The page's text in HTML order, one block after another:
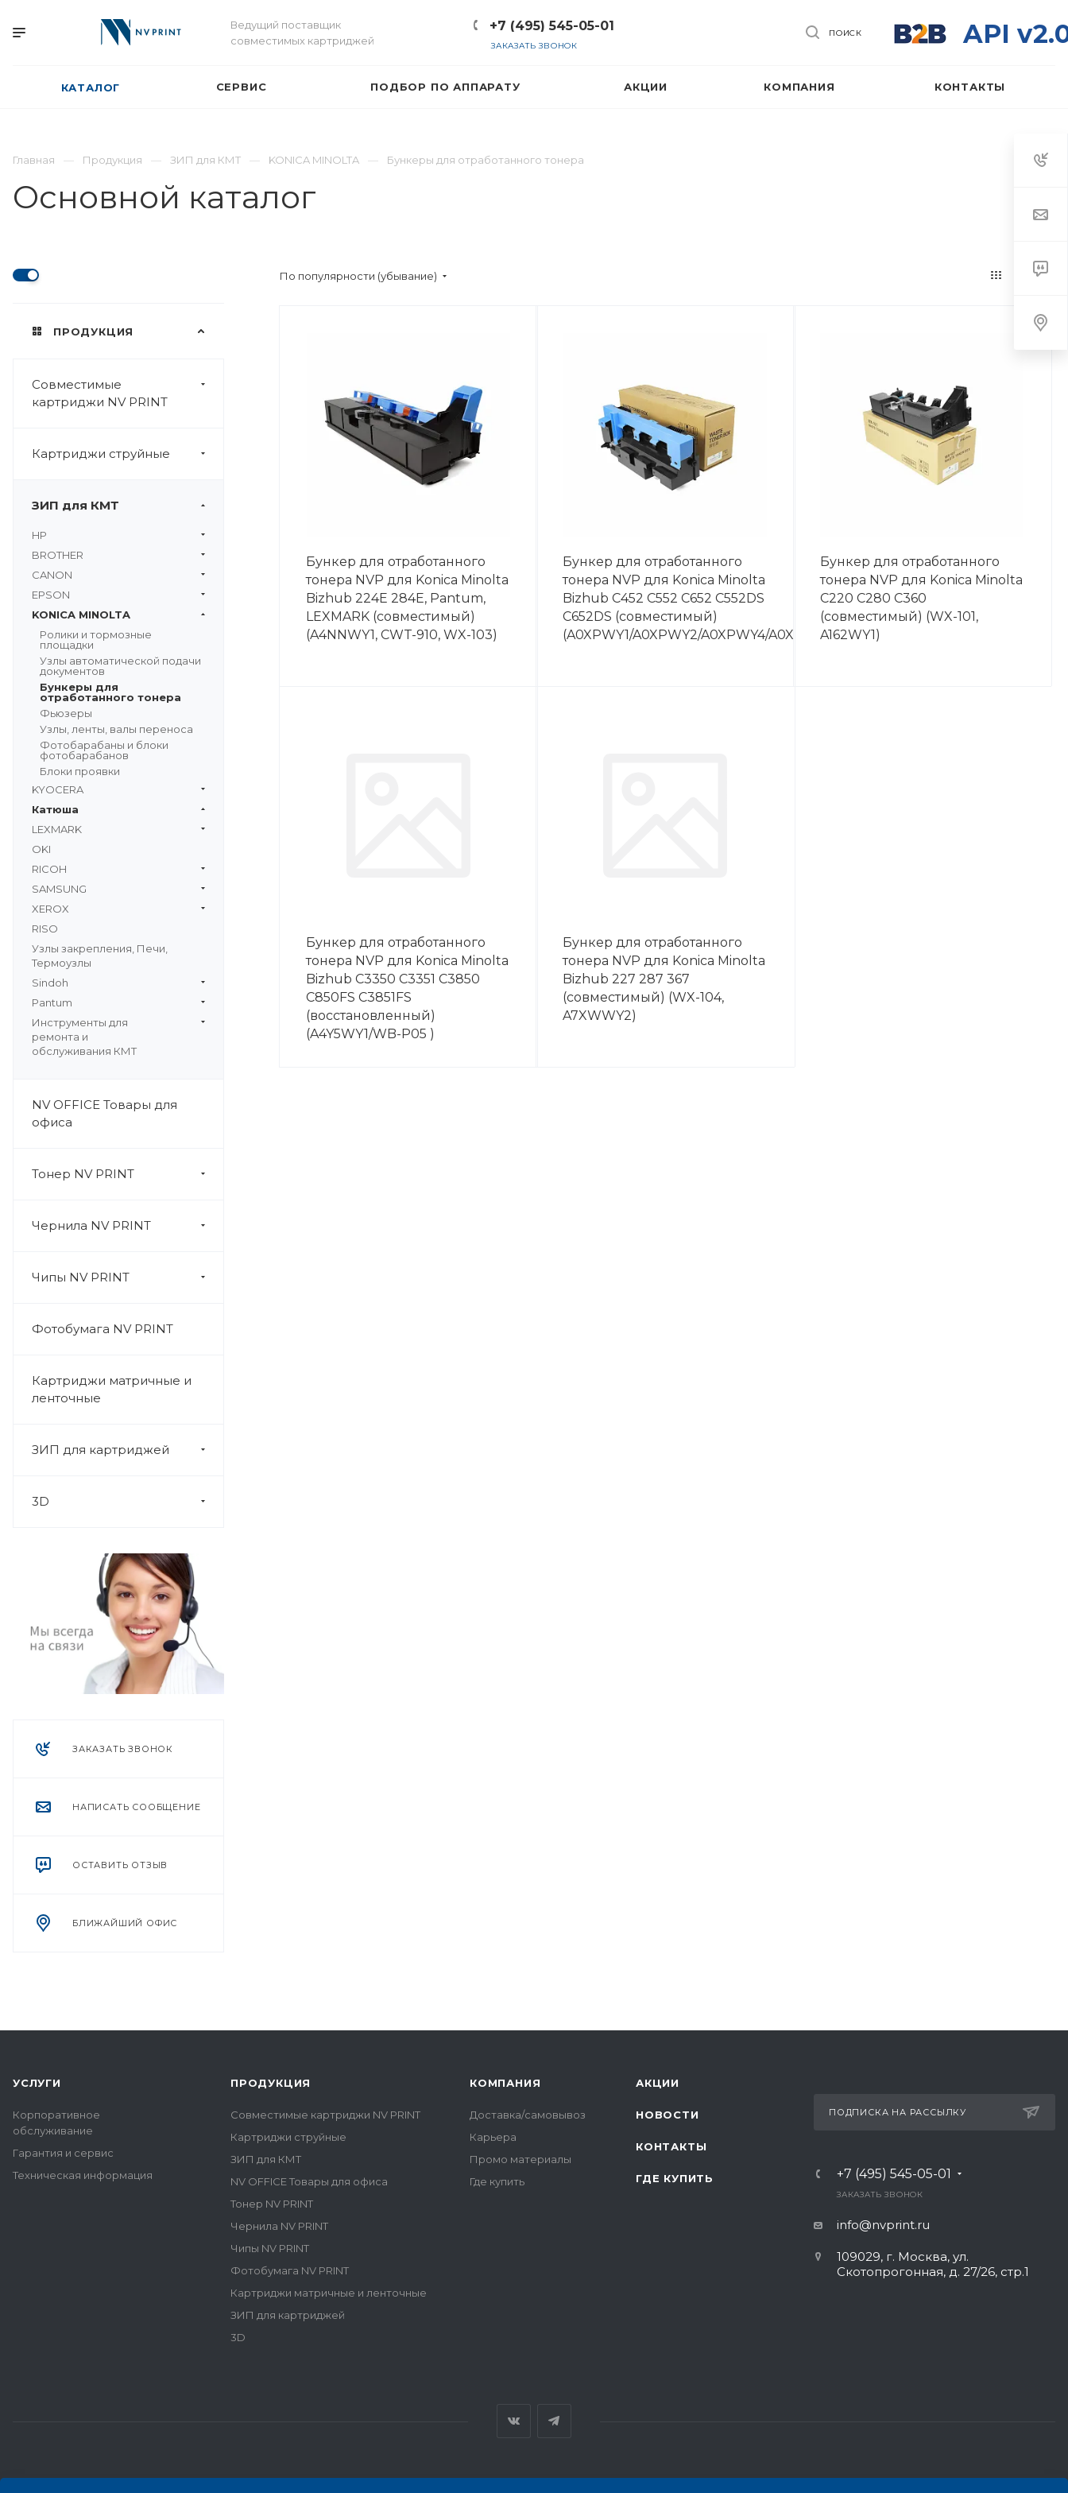
Ведущий поставщик
совместимых картриджей
+7 (495) 545-05-01
ЗАКАЗАТЬ ЗВОНОК API
ПОИСК
КАТАЛОГ СЕРВИС ПОДБОР ПО АППАРАТУ АКЦИИ КОМПАНИЯ КОНТАКТЫ
Главная Продукция ЗИП для КМТ KONICA MINOLTA Бункеры для отработанного тонера
Основной каталог
ПРОДУКЦИЯ
Совместимые
картриджи NV PRINT
Картриджи струйные
ЗИП для КМТ
HP
BROTHER
CANON
EPSON
KONICA MINOLTA
Ролики и тормозные
площадки
Узлы автоматической подачи
документов
Бункеры для
отработанного тонера
Фьюзеры
Узлы, ленты, валы переноса
Фотобарабаны и блоки
фотобарабанов
Блоки проявки
KYOCERA
Катюша
LEXMARK
OKI
RICOH
SAMSUNG
XEROX
RISO
Узлы закрепления, Печи,
Термоузлы
Sindoh
Pantum
Инструменты для
ремонта и
обслуживания КМТ
NV OFFICE Товары для
офиса
Тонер NV PRINT
Чернила NV PRINT
Чипы NV PRINT
Фотобумага NV PRINT
Картриджи матричные и
ленточные
ЗИП для картриджей
3D
ЗАКАЗАТЬ ЗВОНОК
НАПИСАТЬ СООБЩЕНИЕ
ОСТАВИТЬ ОТЗЫВ
БЛИЖАЙШИЙ ОФИС
По популярности (убывание)
Бункер для отработанного
тонера NVP для Konica Minolta
Bizhub 224E 284E, Pantum,
LEXMARK (совместимый)
(A4NNWY1, CWT-910, WX-103)
Бункер для отработанного
тонера NVP для Konica Minolta
Bizhub C452 C552 C652 C552DS
C652DS (совместимый)
(A0XPWY1/A0XPWY2/A0XPWY4/A0XPWY5/)
Бункер для отработанного
тонера NVP для Konica Minolta
C220 C280 C360
(совместимый) (WX-101,
A162WY1)
Бункер для отработанного
тонера NVP для Konica Minolta
Bizhub C3350 C3351 C3850
С850FS С3851FS
(восстановленный)
(A4Y5WY1/WB-P05 )
Бункер для отработанного
тонера NVP для Konica Minolta
Bizhub 227 287 367
(совместимый) (WX-104,
A7XWWY2)
УСЛУГИ
Корпоративное
обслуживание
Гарантия и сервис
Техническая информация
ПРОДУКЦИЯ
Совместимые картриджи NV PRINT
Картриджи струйные
ЗИП для КМТ
NV OFFICE Товары для офиса
Тонер NV PRINT
Чернила NV PRINT
Чипы NV PRINT
Фотобумага NV PRINT
Картриджи матричные и ленточные
ЗИП для картриджей
3D
КОМПАНИЯ
Доставка/самовывоз
Карьера
Промо материалы
Где купить
АКЦИИ
НОВОСТИ
КОНТАКТЫ
ГДЕ КУПИТЬ
ПОДПИСКА НА РАССЫЛКУ
+7 (495) 545-05-01
ЗАКАЗАТЬ ЗВОНОК
info@nvprint.ru
109029, г. Москва, ул.
Скотопрогонная, д. 27/26, стр.1